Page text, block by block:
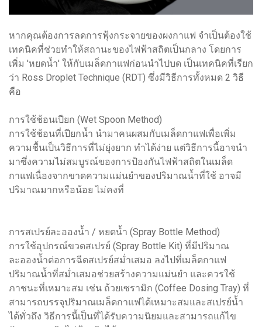
หากคุณต้องการลดการฟุ้งกระจายของผงกาแฟ จำเป็นต้องใช้
เทคนิคที่ช่วยทำให้สถานะของไฟฟ้าสถิตเป็นกลาง โดยการ
เพิ่ม 'หยดน้ำ' ให้กับเมล็ดกาแฟก่อนนำไปบด เป็นเทคนิคที่เรียก
ว่า Ross Droplet Technique (RDT) ซึ่งมีวิธีการทั้งหมด 2 วิธี
คือ
การใช้ช้อนเปียก (Wet Spoon Method)
การใช้ช้อนที่เปียกน้ำ นำมาคนผสมกับเมล็ดกาแฟเพื่อเพิ่ม
ความชื้นเป็นวิธีการที่ไม่ยุ่งยาก ทำได้ง่าย แต่วิธีการนี้อาจนำ
มาซึ่งความไม่สมบูรณ์ของการป้องกันไฟฟ้าสถิตในเมล็ด
กาแฟเนื่องจากขาดความแม่นยำของปริมาณน้ำที่ใช้ อาจมี
ปริมาณมากหรือน้อย ไม่คงที่
การสเปรย์ละอองน้ำ / หยดน้ำ (Spray Bottle Method)
การใช้อุปกรณ์ขวดสเปรย์ (Spray Bottle Kit) ที่มีปริมาณ
ละอองน้ำต่อการฉีดสเปรย์สม่ำเสมอ ลงไปที่เมล็ดกาแฟ
ปริมาณน้ำที่สม่ำเสมอช่วยสร้างความแม่นยำ และควรใช้
ภาชนะที่เหมาะสม เช่น ถ้วยเซรามิก (Coffee Dosing Tray) ที่
สามารถบรรจุปริมาณเมล็ดกาแฟได้เหมาะสมและสเปรย์น้ำ
ได้ทั่วถึง วิธีการนี้เป็นที่ได้รับความนิยมและสามารถแก้ไข